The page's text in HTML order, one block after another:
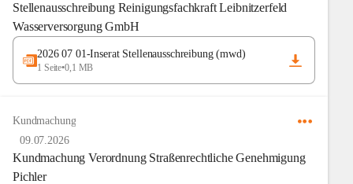
Stellenausschreibung Reinigungsfachkraft Leibnitzerfeld
Wasserversorgung GmbH
2026 07 01-Inserat Stellenausschreibung (mwd)
1 Seite•0,1 MB
Kundmachung
09.07.2026
Kundmachung Verordnung Straßenrechtliche Genehmigung
Pichler